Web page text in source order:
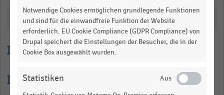
Lesehilfe
Informationen zur Statistik
Katalogisierung
Notwendige Cookies ermöglichen grundlegende Funktionen
und sind für die einwandfreie Funktion der Website
erforderlich. EU Cookie Compliance (GDPR Compliance) von
Drupal speichert die Einstellungen der Besucher, die in der
Cookie Box ausgewählt wurden.
Statistiken